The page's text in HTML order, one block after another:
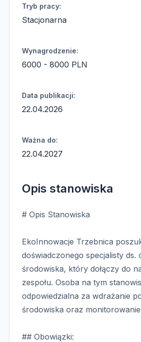
Tryb pracy:
Stacjonarna
Wynagrodzenie:
6000 - 8000 PLN
Data publikacji:
22.04.2026
Ważna do:
22.04.2027
Opis stanowiska
# Opis Stanowiska
EkoInnowacje Trzebnica
doświadczonego specjalisty ds.
środowiska, który dołączy do
zespołu. Osoba na tym
odpowiedzialna za wdrażanie
środowiska oraz
## Obowiązki: